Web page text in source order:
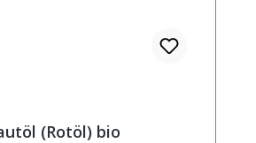
(Rotöl) bio